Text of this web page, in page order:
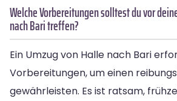
Welche Vorbereitungen solltest du vor
nach Bari treffen?
Ein Umzug von Halle nach Bari
Vorbereitungen, um einen
gewährleisten. Es ist ratsam,